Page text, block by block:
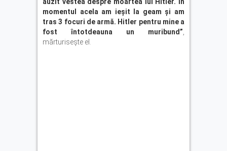
auzit vestea despre moartea lui Hitler. În
momentul acela am ieșit la geam și am
tras 3 focuri de armă. Hitler pentru mine a
fost întotdeauna un muribund”,
mărturisește el.